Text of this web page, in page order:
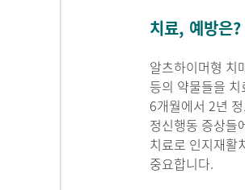
치료, 예방은?
알츠하이머형 치
등의 약물들을
6개월에서 2년
정신행동 증상들
치료로 인지재활
중요합니다.